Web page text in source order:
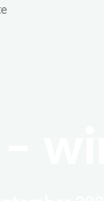
–